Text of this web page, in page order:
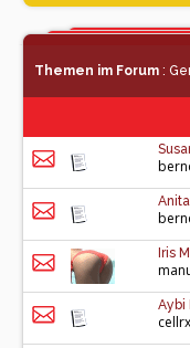
Themen im Forum :
Iris
Aybi